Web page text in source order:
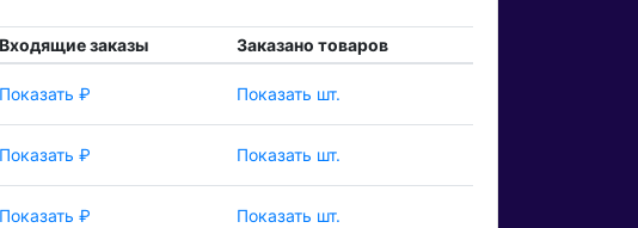
Входящие заказы
Заказано товаров
Показать ₽ Показать шт.
Показать ₽ Показать шт.
Показать ₽ Показать шт.